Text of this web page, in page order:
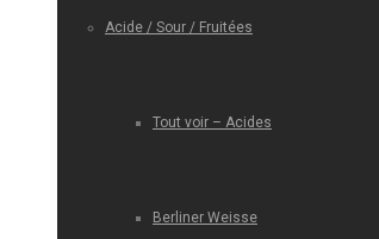
Acide / Sour / Fruitées
Tout voir – Acides
Berliner Weisse